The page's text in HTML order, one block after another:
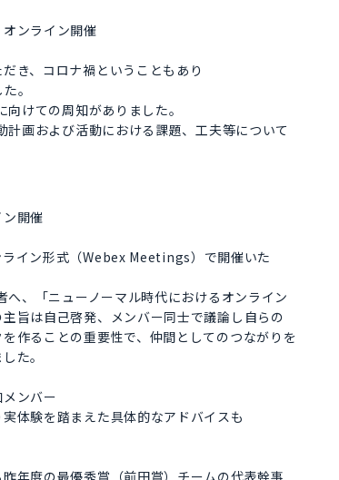
ンライン開催
き、コロナ禍ということもあり
。
ての周知がありました。
および活動における課題、工夫等について
開催
イン形式（Webex Meetings）で開催いた
、「ニューノーマル時代におけるオンライン
旨は自己啓発、メンバー同士で議論し自らの
作ることの重要性で、仲間としてのつながりを
た。
ンバー
体験を踏まえた具体的なアドバイスも